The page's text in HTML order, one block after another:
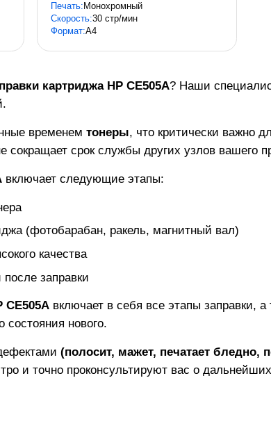
Печать: Монохромный
Скорость:30 стр/мин
Формат:A4
картриджа HP CE505A? Наши
временем тонеры, что критически важно
сокращает срок службы других узлов вашего
включает следующие этапы:
(фотобарабан, ракель, магнитный вал)
качества
заправки
CE505A включает в себя все этапы заправки,
состояния нового.
(полосит, мажет, печатает бледно,
и точно проконсультируют вас о